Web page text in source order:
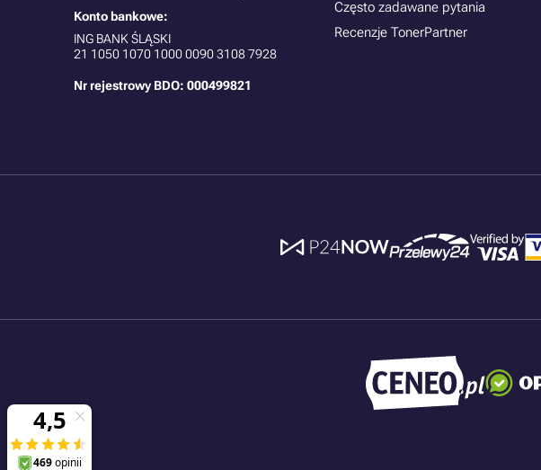
Konto bankowe:
ING BANK ŚLĄSKI
21 1050 1070 1000 0090 3108 7928
Nr rejestrowy BDO: 000499821
Często zadawane pytania
Recenzje TonerPartner